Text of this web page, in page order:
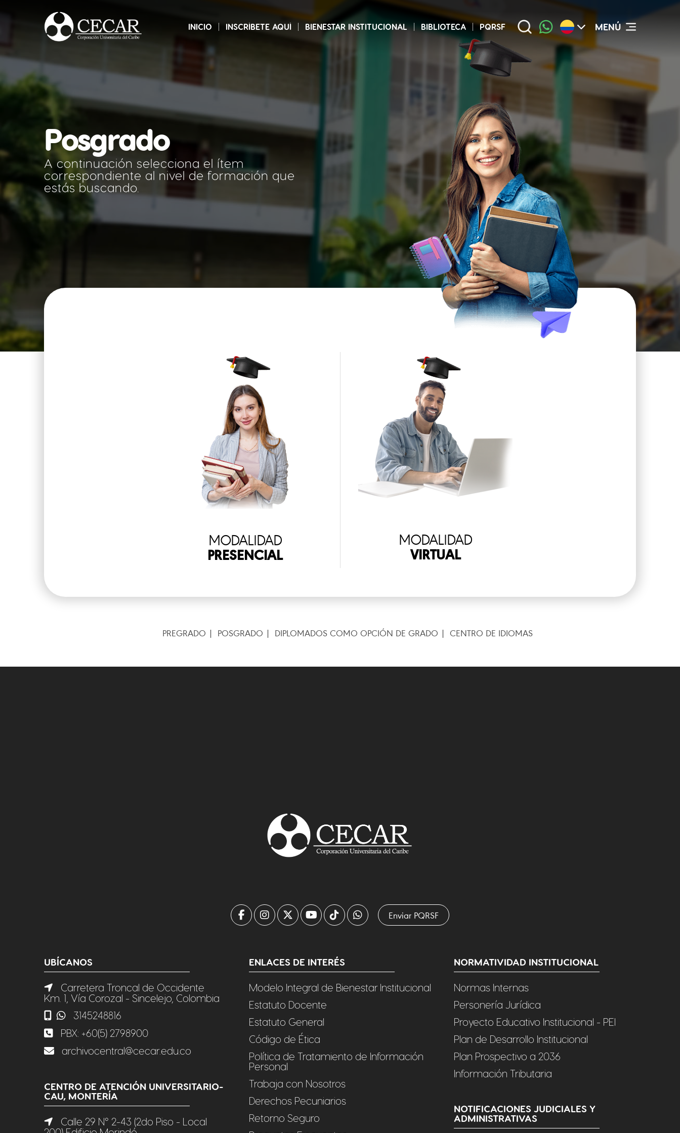
INICIO INSCRÍBETE AQUÍ BIENESTAR INSTITUCIONAL BIBLIOTECA PQRSF MENÚ
Posgrado
A continuación selecciona el ítem
correspondiente al nivel de formación que
estás buscando.
MODALIDAD
PRESENCIAL
MODALIDAD
VIRTUAL
PREGRADO POSGRADO DIPLOMADOS COMO OPCIÓN DE GRADO CENTRO DE IDIOMAS
Enviar PQRSF
UBÍCANOS
Carretera Troncal de Occidente
Km. 1, Vía Corozal - Sincelejo, Colombia
3145248816
PBX: +60(5) 2798900
archivocentral@cecar.edu.co
CENTRO DE ATENCIÓN UNIVERSITARIO-
CAU, MONTERÍA
Calle 29 N° 2-43 (2do Piso - Local
ENLACES DE INTERÉS
Modelo Integral de Bienestar Institucional
Estatuto Docente
Estatuto General
Código de Ética
Política de Tratamiento de Información
Personal
Trabaja con Nosotros
Derechos Pecuniarios
Retorno Seguro
NORMATIVIDAD INSTITUCIONAL
Normas Internas
Personería Jurídica
Proyecto Educativo Institucional - PEI
Plan de Desarrollo Institucional
Plan Prospectivo a 2036
Información Tributaria
NOTIFICACIONES JUDICIALES Y
ADMINISTRATIVAS